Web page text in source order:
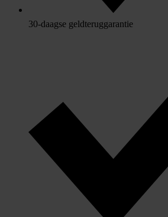
30-daagse geldteruggarantie